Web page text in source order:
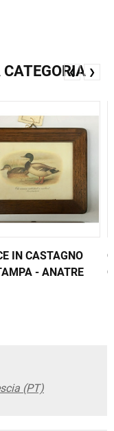
IN CASTAGNO
- ANATRE
❮ ❯
(PT)